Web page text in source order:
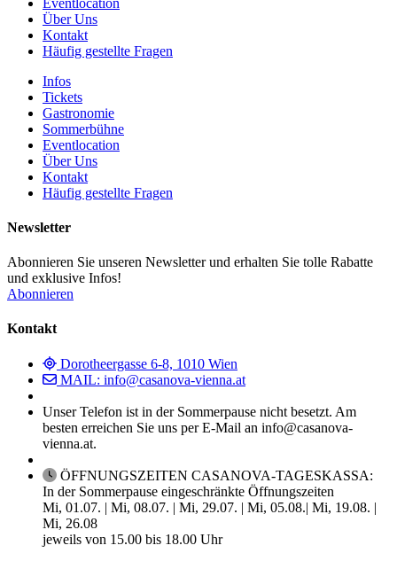
Über Uns
Kontakt
Häufig gestellte Fragen
Infos
Tickets
Gastronomie
Sommerbühne
Eventlocation
Über Uns
Kontakt
Häufig gestellte Fragen
Newsletter
Abonnieren Sie unseren Newsletter und erhalten Sie tolle Rabatte
und exklusive Infos!
Abonnieren
Kontakt
Dorotheergasse 6-8, 1010 Wien
MAIL: info@casanova-vienna.at
Unser Telefon ist in der Sommerpause nicht besetzt. Am
besten erreichen Sie uns per E-Mail an info@casanova-
vienna.at.
ÖFFNUNGSZEITEN CASANOVA-TAGESKASSA:
In der Sommerpause eingeschränkte Öffnungszeiten
Mi, 01.07. | Mi, 08.07. | Mi, 29.07. | Mi, 05.08.| Mi, 19.08. |
Mi, 26.08
jeweils von 15.00 bis 18.00 Uhr